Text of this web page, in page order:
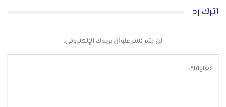
اترك رد
لن يتم نشر عنوان بريدك الإلكتروني.